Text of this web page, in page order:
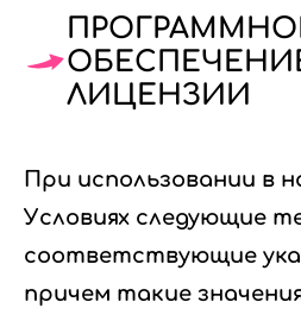
ЛИЦЕНЗИИ
При использовании в
Условиях следующие
соответствующие
причем такие